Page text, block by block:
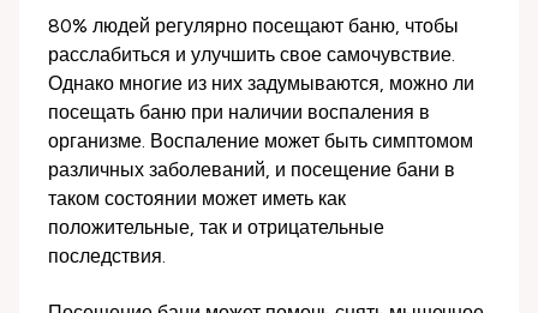
80% людей регулярно посещают баню, чтобы
расслабиться и улучшить свое самочувствие.
Однако многие из них задумываются, можно ли
посещать баню при наличии воспаления в
организме. Воспаление может быть симптомом
различных заболеваний, и посещение бани в
таком состоянии может иметь как
положительные, так и отрицательные
последствия.